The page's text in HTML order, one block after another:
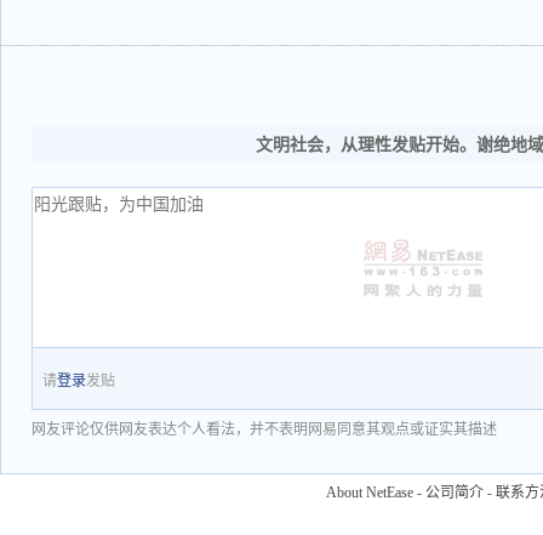
文明社会，从理性发贴开始。谢绝地
请登录发贴
网友评论仅供网友表达个人看法，并不表明网易同意其观点或证实其描述
About NetEase - 公司简介 - 联系方